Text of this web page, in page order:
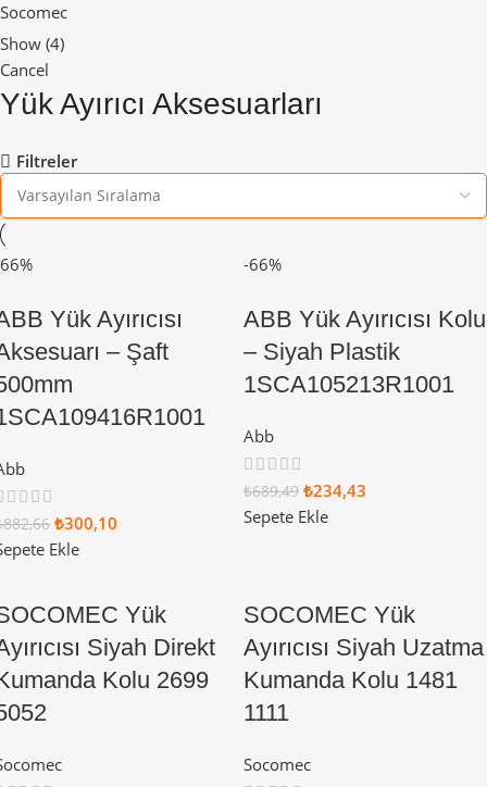
Socomec
Show (4)
Cancel
Yük Ayırıcı Aksesuarları
Filtreler
Yük Ayırıcısı
– Şaft
882,66 ₺300,10
Ekle
-66%
ABB Yük Ayırıcısı Kolu
– Siyah Plastik
1SCA105213R1001
Abb
₺689,49 ₺234,43
Sepete Ekle
Yük
Siyah Direkt
Kolu 2699
SOCOMEC Yük
Ayırıcısı Siyah Uzatma
Kumanda Kolu 1481
1111
Socomec